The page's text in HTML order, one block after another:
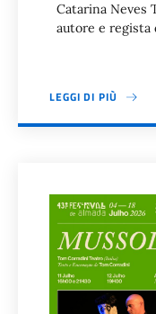
Catarina Neves
autore e
LEGGI DI PIÙ